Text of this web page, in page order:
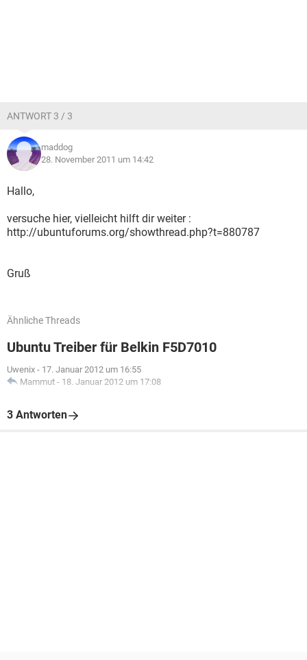
ANTWORT 3 / 3
maddog
28. November 2011 um 14:42
Hallo,
versuche hier, vielleicht hilft dir weiter :
http://ubuntuforums.org/showthread.php?t=880787
Gruß
Ähnliche Threads
Ubuntu Treiber für Belkin F5D7010
Uwenix - 17. Januar 2012 um 16:55
Mammut - 18. Januar 2012 um 17:08
3 Antworten